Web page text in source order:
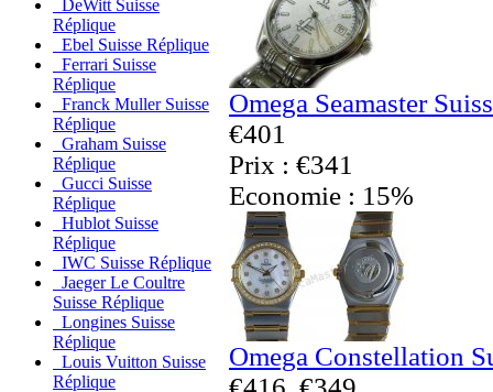
DeWitt Suisse
Réplique
Ebel Suisse Réplique
Ferrari Suisse
Réplique
Franck Muller Suisse
Réplique
Graham Suisse
Réplique
Gucci Suisse
Réplique
Hublot Suisse
Réplique
IWC Suisse Réplique
Jaeger Le Coultre
Suisse Réplique
Longines Suisse
Réplique
Louis Vuitton Suisse
Réplique
Omega Seamaster
€401
Prix : €341
Economie : 15%
Omega Constellation